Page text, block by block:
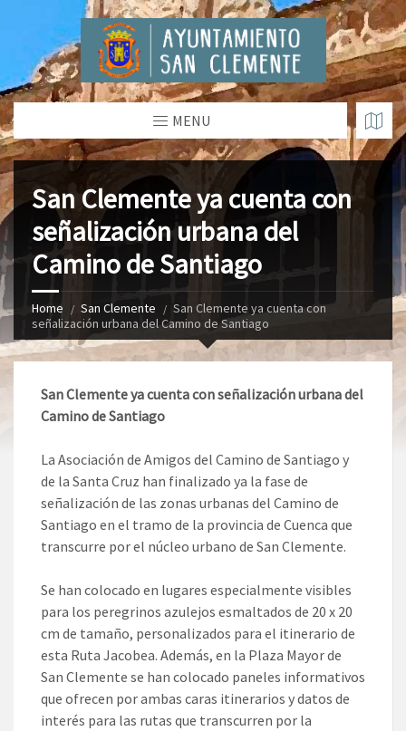
MENU
San Clemente ya cuenta con
señalización urbana del
Camino de Santiago
Home San Clemente
San Clemente ya cuenta con
señalización urbana del Camino de Santiago
San Clemente ya cuenta con señalización urbana del
Camino de Santiago
La Asociación de Amigos del Camino de Santiago y
de la Santa Cruz han finalizado ya la fase de
señalización de las zonas urbanas del Camino de
Santiago en el tramo de la provincia de Cuenca que
transcurre por el núcleo urbano de San Clemente.
Se han colocado en lugares especialmente visibles
para los peregrinos azulejos esmaltados de 20 x 20
cm de tamaño, personalizados para el itinerario de
esta Ruta Jacobea. Además, en la Plaza Mayor de
San Clemente se han colocado paneles informativos
que ofrecen por ambas caras itinerarios y datos de
interés para las rutas que transcurren por la